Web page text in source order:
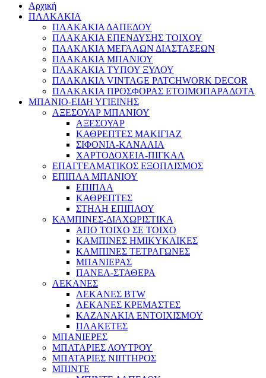
Αρχική
ΠΛΑΚΑΚΙΑ
ΠΛΑΚΑΚΙΑ ΔΑΠΕΔΟΥ
ΠΛΑΚΑΚΙΑ ΕΠΕΝΔΥΣΗΣ ΤΟΙΧΟΥ
ΠΛΑΚΑΚΙΑ ΜΕΓΑΛΩΝ ΔΙΑΣΤΑΣΕΩΝ
ΠΛΑΚΑΚΙΑ ΜΠΑΝΙΟΥ
ΠΛΑΚΑΚΙΑ ΤΥΠΟΥ ΞΥΛΟΥ
ΠΛΑΚΑΚΙΑ VINTAGE PATCHWORK DECOR
ΠΛΑΚΑΚΙΑ ΠΡΟΣΦΟΡΑΣ ΕΤΟΙΜΟΠΑΡΑΔΟΤΑ
ΜΠΑΝΙΟ-ΕΙΔΗ ΥΓΙΕΙΝΗΣ
ΑΞΕΣΟΥΑΡ ΜΠΑΝΙΟΥ
ΑΞΕΣΟΥΑΡ
ΚΑΘΡΕΠΤΕΣ ΜΑΚΙΓΙΑΖ
ΣΙΦΟΝΙΑ-ΚΑΝΑΛΙΑ
ΧΑΡΤΟΔΟΧΕΙΑ-ΠΙΓΚΑΛ
ΕΠΑΓΓΕΛΜΑΤΙΚΟΣ ΕΞΟΠΛΙΣΜΟΣ
ΕΠΙΠΛΑ ΜΠΑΝΙΟΥ
ΕΠΙΠΛΑ
ΚΑΘΡΕΠΤΕΣ
ΣΤΗΛΗ ΕΠΙΠΛΟΥ
ΚΑΜΠΙΝΕΣ-ΔΙΑΧΩΡΙΣΤΙΚΑ
ΑΠΟ ΤΟΙΧΟ ΣΕ ΤΟΙΧΟ
ΚΑΜΠΙΝΕΣ ΗΜΙΚΥΚΛΙΚΕΣ
ΚΑΜΠΙΝΕΣ ΤΕΤΡΑΓΩΝΕΣ
ΜΠΑΝΙΕΡΑΣ
ΠΑΝΕΛ-ΣΤΑΘΕΡΑ
ΛΕΚΑΝΕΣ
ΛΕΚΑΝΕΣ BTW
ΛΕΚΑΝΕΣ ΚΡΕΜΑΣΤΕΣ
ΚΑΖΑΝΑΚΙΑ ΕΝΤΟΙΧΙΣΜΟΥ
ΠΛΑΚΕΤΕΣ
ΜΠΑΝΙΕΡΕΣ
ΜΠΑΤΑΡΙΕΣ ΛΟΥΤΡΟΥ
ΜΠΑΤΑΡΙΕΣ ΝΙΠΤΗΡΟΣ
ΜΠΙΝΤΕ